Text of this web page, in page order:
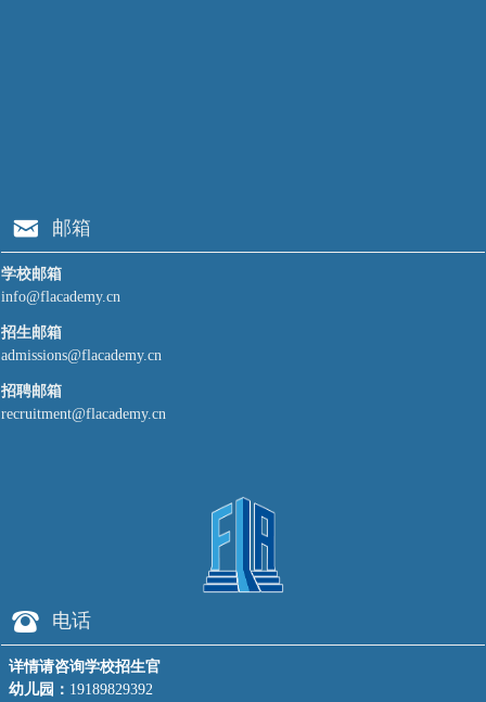
学校邮箱
info@flacademy.cn
招生邮箱
admissions@flacademy.cn
招聘邮箱
recruitment@flacademy.cn
邮箱
낂
电话
뀰
详情请咨询学校招生官
幼儿园： 19189829392